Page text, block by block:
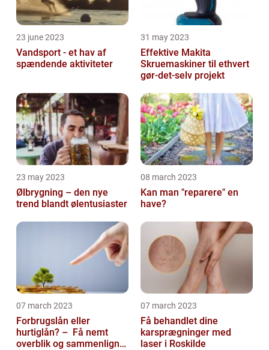
23 june 2023
Vandsport - et hav af
spændende aktiviteter
31 may 2023
Effektive Makita
Skruemaskiner til ethvert
gør-det-selv projekt
23 may 2023
Ølbrygning – den nye
trend blandt ølentusiaster
08 march 2023
Kan man "reparere" en
have?
07 march 2023
Forbrugslån eller
hurtiglån? – Få nemt
overblik og sammenlign
07 march 2023
Få behandlet dine
karsprægninger med
laser i Roskilde